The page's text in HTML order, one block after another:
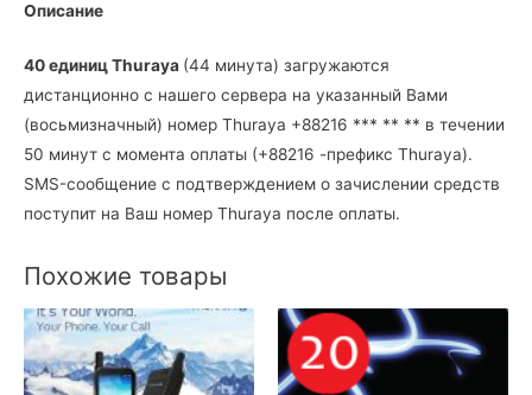
Описание
40 единиц Thuraya (44 минута) загружаются
дистанционно с нашего сервера на указанный Вами
(восьмизначный) номер Thuraya +88216 *** ** ** в течении
50 минут с момента оплаты (+88216 -префикс Thuraya).
SMS-сообщение с подтверждением о зачислении средств
поступит на Ваш номер Thuraya после оплаты.
Похожие товары